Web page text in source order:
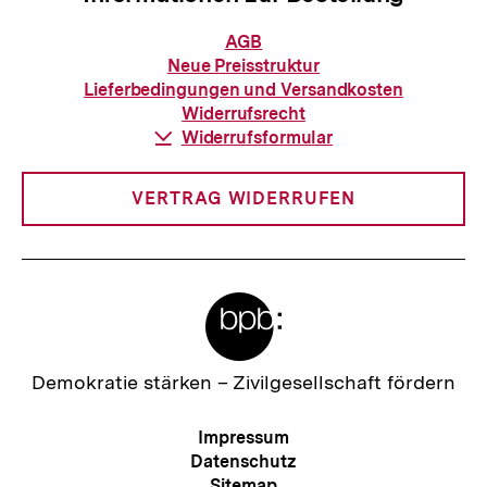
Informationen
zur
Bestellung
AGB
Neue Preisstruktur
Lieferbedingungen und Versandkosten
Widerrufsrecht
Download-
Widerrufsformular
VERTRAG WIDERRUFEN
Zur
Demokratie stärken – Zivilgesellschaft fördern
Meta-
Navigation
Impressum
Datenschutz